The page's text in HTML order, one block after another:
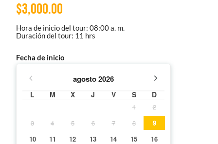
$3,000.00
Hora de inicio del tour: 08:00 a. m.
Duración del tour: 11 hrs
Fecha de inicio
agosto2026
L M X J V S D
1
2
3
4 5 6 7 8
9
10
11 12 13 14 15
16